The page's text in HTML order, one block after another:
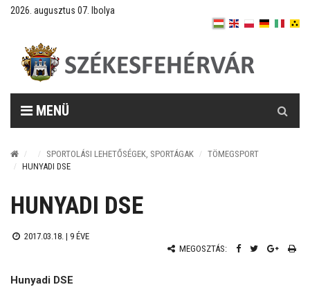
2026. augusztus 07. Ibolya
MENÜ
SPORTOLÁSI LEHETŐSÉGEK, SPORTÁGAK
TÖMEGSPORT
HUNYADI DSE
HUNYADI DSE
2017.03.18. | 9 ÉVE
MEGOSZTÁS:
Hunyadi DSE